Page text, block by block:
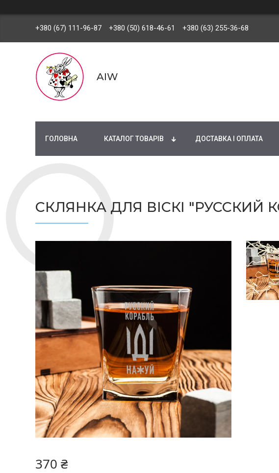
+380 (67) 111-96-87 +380 (50) 618-46-61 +380 (63) 255-36-68
AIW
ГОЛОВНА КАТАЛОГ ТОВАРІВ ДОСТАВКА І ОПЛАТА
СКЛЯНКА ДЛЯ ВІСКІ "РУССКИЙ
370 ₴